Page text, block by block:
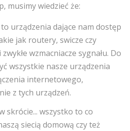
musimy wiedzieć że:
urządzenia dające nam dostęp
jak routery, swicze czy
wzmacniacze sygnału. Do
wszystkie nasze urządzenia
internetowego,
z tych urządzeń.
skrócie... wszystko to co
siecią domową czy też